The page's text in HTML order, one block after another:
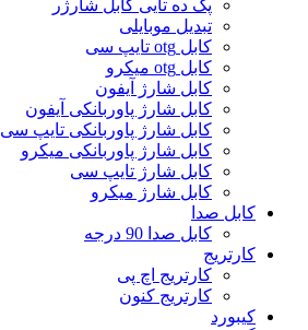
پک ده تایی کابل شارژر
تبدیل موبایلی
کابل otg تایپ سی
کابل otg میکرو
کابل شارژ آیفون
کابل شارژ پاوربانکی آیفون
کابل شارژ پاوربانکی تایپ سی
کابل شارژ پاوربانکی میکرو
کابل شارژ تایپ سی
کابل شارژ میکرو
کابل صدا
کابل صدا 90 درجه
کارتریج
کارتریج اچ پی
کارتریج کنون
کیبورد